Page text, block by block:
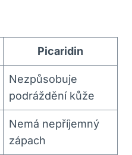
Picaridin
Nezpůsobuje
podráždění kůže
Nemá nepříjemný
zápach